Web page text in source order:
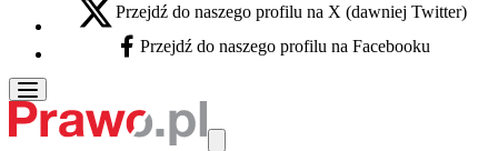
X - otwiera się w nowej karcie
Przejdź do naszego profilu na X (dawniej Twitter)
Facebook - otwiera się w nowej karcie
Przejdź do naszego profilu na Facebooku